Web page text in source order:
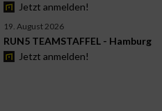
Jetzt anmelden!
19. August 2026
RUN5 TEAMSTAFFEL - Hamburg
Jetzt anmelden!